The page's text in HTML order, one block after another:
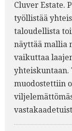
Cluver Estate.
työllistää
taloudellista
näyttää mallia
vaikuttaa
yhteiskuntaan.
muodostettiin